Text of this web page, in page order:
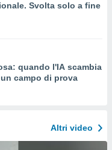
Svolta solo a fine
quando l'IA scambia
campo di prova
Altri video